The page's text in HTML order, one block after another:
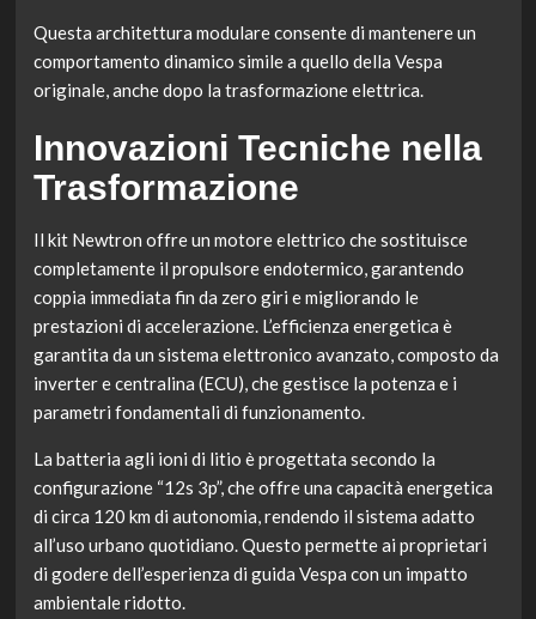
Questa architettura modulare consente di mantenere un
comportamento dinamico simile a quello della Vespa
originale, anche dopo la trasformazione elettrica.
Innovazioni Tecniche nella
Trasformazione
Il kit Newtron offre un motore elettrico che sostituisce
completamente il propulsore endotermico, garantendo
coppia immediata fin da zero giri e migliorando le
prestazioni di accelerazione. L’efficienza energetica è
garantita da un sistema elettronico avanzato, composto da
inverter e centralina (ECU), che gestisce la potenza e i
parametri fondamentali di funzionamento.
La batteria agli ioni di litio è progettata secondo la
configurazione “12s 3p”, che offre una capacità energetica
di circa 120 km di autonomia, rendendo il sistema adatto
all’uso urbano quotidiano. Questo permette ai proprietari
di godere dell’esperienza di guida Vespa con un impatto
ambientale ridotto.